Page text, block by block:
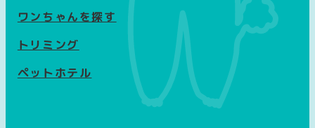
ワンちゃんを探す
トリミング
ペットホテル